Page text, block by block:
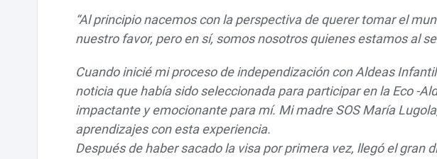
“Al principio nacemos con la perspectiva de querer tomar el
nuestro favor, pero en sí, somos nosotros quienes estamos al
Cuando inicié mi proceso de independización con Aldeas
noticia que había sido seleccionada para participar en la Eco -
impactante y emocionante para mí. Mi madre SOS María
aprendizajes con esta experiencia.
Después de haber sacado la visa por primera vez, llegó el gran